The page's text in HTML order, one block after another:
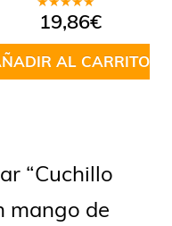
Valorado
en5.00de
5
19,86€
AL CARRITO
“Cuchillo
mango de